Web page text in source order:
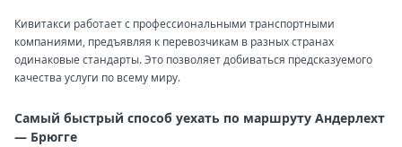
Кивитакси работает с профессиональными транспортными
компаниями, предъявляя к перевозчикам в разных странах
одинаковые стандарты. Это позволяет добиваться предсказуемого
качества услуги по всему миру.
Самый быстрый способ уехать по маршруту Андерлехт
— Брюгге